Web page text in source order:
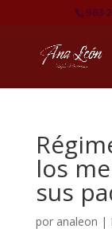
983
los
sus
por analeon |